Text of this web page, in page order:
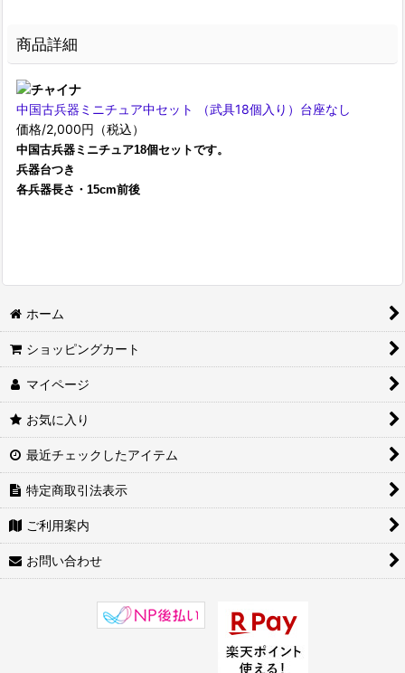
商品詳細
中国古兵器ミニチュア中セット （武具18個入り）台座なし
価格/2,000円（税込）
中国古兵器ミニチュア18個セットです。
兵器台つき
各兵器長さ・15cm前後
ホーム
ショッピングカート
マイページ
お気に入り
最近チェックしたアイテム
特定商取引法表示
ご利用案内
お問い合わせ